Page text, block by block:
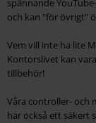
spännande
och kan "för övrigt"
Vem vill inte ha lite
Kontorslivet kan
tillbehör!
Våra controller- och
har också ett säkert